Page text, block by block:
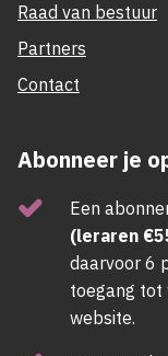
Raad van bestuur
Partners
Contact
Abonneer je
Een
(leraren
daarvoor 6
toegang tot
website.